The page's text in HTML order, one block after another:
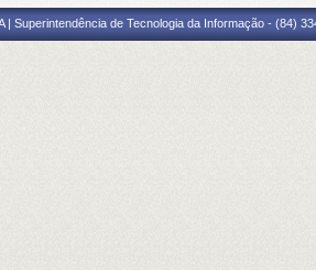
| Superintendência de Tecnologia da Informação - (84)